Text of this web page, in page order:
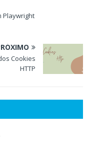
Playwright
Cookies
HTTP